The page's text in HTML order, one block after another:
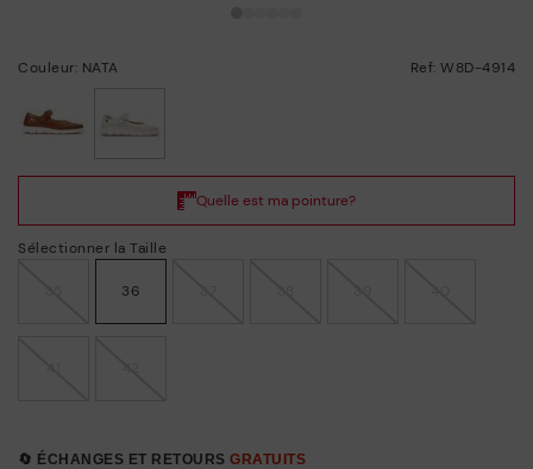
Couleur: NATA Ref: W8D-4914
Sélectionner la Taille
36
🔄 ÉCHANGES ET RETOURS GRATUITS